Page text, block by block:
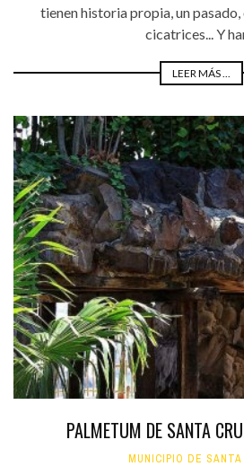
tienen historia propia, un
cicatrices... Y
LEER MÁS ...
PALMETUM DE SANTA
MUNICIPIO DE SANTA